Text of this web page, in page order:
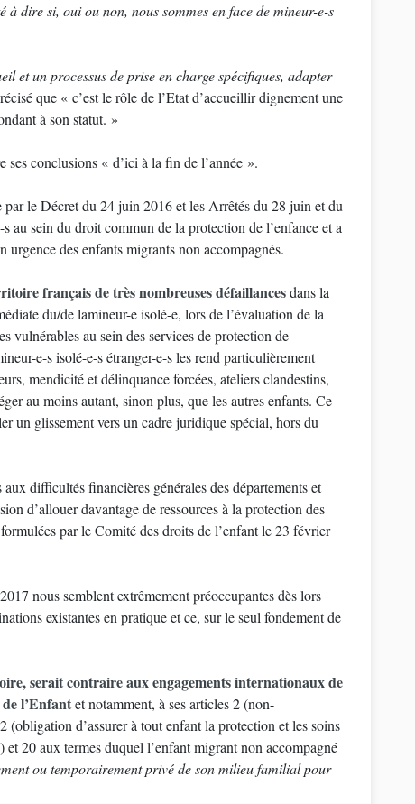
à dire si, oui ou non, nous sommes en face de mineur-e-s
et un processus de prise en charge spécifiques, adapter
que « c’est le rôle de l’Etat d’accueillir dignement une
à son statut. »
ses conclusions « d’ici à la fin de l’année ».
le Décret du 24 juin 2016 et les Arrêtés du 28 juin et du
au sein du droit commun de la protection de l’enfance et a
des enfants migrants non accompagnés.
français de très nombreuses défaillancesdans la
du/de lamineur-e isolé-e, lors de l’évaluation de la
vulnérables au sein des services de protection de
e-s isolé-e-s étranger-e-s les rend particulièrement
mendicité et délinquance forcées, ateliers clandestins,
au moins autant, sinon plus, que les autres enfants. Ce
un glissement vers un cadre juridique spécial, hors du
difficultés financières générales des départements et
d’allouer davantage de ressources à la protection des
par le Comité des droits de l’enfant le 23 février
nous semblent extrêmement préoccupantes dès lors
existantes en pratique et ce, sur le seul fondement de
serait contraire aux engagements internationaux de
l’Enfantet notamment, à ses articles 2 (non-
d’assurer à tout enfant la protection et les soins
et 20 aux termes duquel l’enfant migrant non accompagné
ou temporairement privé de son milieu familial pour